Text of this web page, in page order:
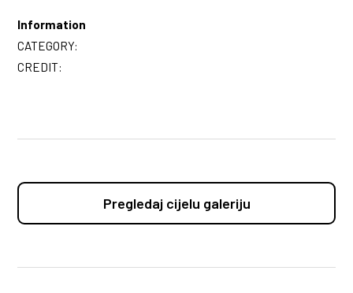
Information
CATEGORY:
CREDIT:
Pregledaj cijelu galeriju